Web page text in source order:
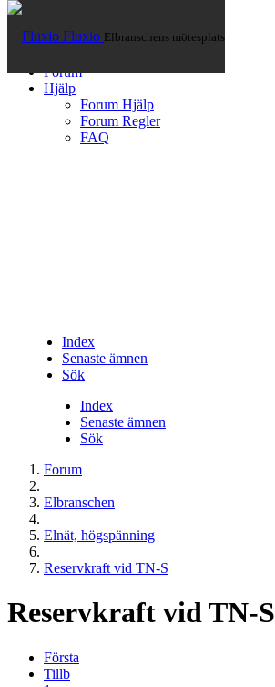
Fluxio Elbranschens mötesplats
Hem
Forum
Hjälp
Forum Hjälp
Forum Regler
FAQ
Index
Senaste ämnen
Sök
Index
Senaste ämnen
Sök
Forum
Elbranschen
Elnät, högspänning
Reservkraft vid TN-S
Reservkraft vid TN-S
Första
Tillb